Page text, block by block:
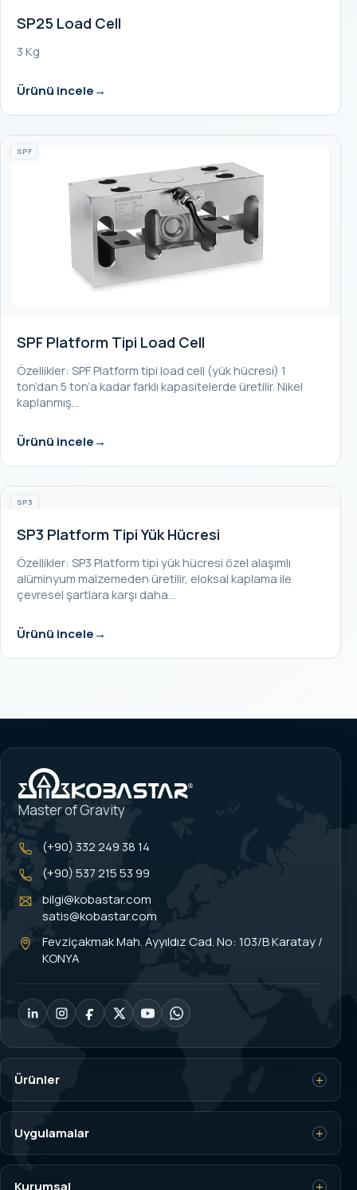
SP25 Load Cell
3 Kg
Ürünü incele
SPF
SPF Platform Tipi Load Cell
Özellikler: SPF Platform tipi load cell (yük hücresi) 1
ton’dan 5 ton’a kadar farklı kapasitelerde üretilir. Nikel
kaplanmış…
Ürünü incele
SP3
SP3 Platform Tipi Yük Hücresi
Özellikler: SP3 Platform tipi yük hücresi özel alaşımlı
alüminyum malzemeden üretilir, eloksal kaplama ile
çevresel şartlara karşı daha…
Ürünü incele
Master of Gravity
(+90) 332 249 38 14
(+90) 537 215 53 99
bilgi@kobastar.com
satis@kobastar.com
Fevziçakmak Mah. Ayyıldız Cad. No: 103/B Karatay /
KONYA
Ürünler
Yük Hücresi (Load Cell)
Tartım İndikatörleri
Dinamometre
Uygulamalar
Vinç Aşırı Yük Kontrol